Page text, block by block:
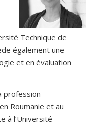
Technique de
également une
et en évaluation
profession
Roumanie et au
à l’Université